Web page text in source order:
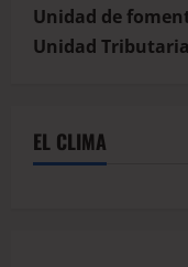
Unidad de
Unidad
EL CLIMA